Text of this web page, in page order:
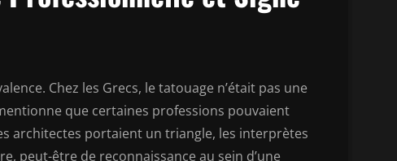
Chez les Grecs, le tatouage n’était pas une
que certaines professions pouvaient
architectes portaient un triangle, les interprètes
peut-être de reconnaissance au sein d’une